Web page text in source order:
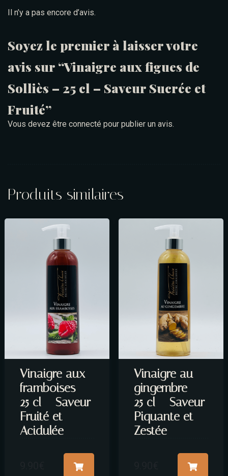
Il n’y a pas encore d’avis.
Soyez le premier à laisser votre
avis sur “Vinaigre aux figues de
Solliès – 25 cl – Saveur Sucrée et
Fruité”
Vous devez être connecté pour publier un avis.
Produits similaires
Vinaigre aux
framboises –
25 cl – Saveur
Fruité et
Acidulée
Vinaigre au
gingembre –
25 cl – Saveur
Piquante et
Zestée
Table Reservation
ENVOYER LE MESSAGE